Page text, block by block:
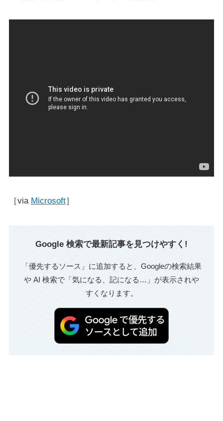
［via Microsoft］
Google 検索で最新記事を見つけやすく!
「優先するソース」に追加すると、Googleの検索結果
や AI 検索で「気になる、記になる…」が表示されや
すくなります。